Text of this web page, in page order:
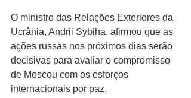
O ministro das Relações Exteriores da
Ucrânia, Andrii Sybiha, afirmou que as
ações russas nos próximos dias serão
decisivas para avaliar o compromisso
de Moscou com os esforços
internacionais por paz.